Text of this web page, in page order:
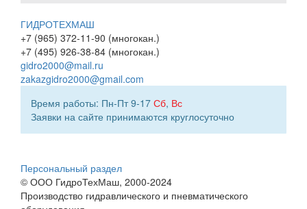
ГИДРОТЕХМАШ
+7 (965) 372-11-90 (многокан.)
+7 (495) 926-38-84 (многокан.)
gidro2000@mail.ru
zakazgidro2000@gmail.com
Время работы: Пн-Пт 9-17 Сб, Вс
Заявки на сайте принимаются круглосуточно
Персональный раздел
© ООО ГидроТехМаш, 2000-2024
Производство гидравлического и пневматического